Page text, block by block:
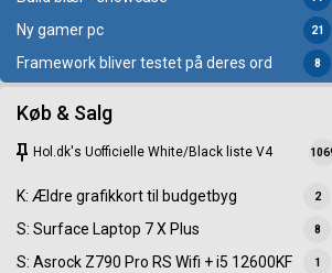
Ny gamer pc 21
Framework bliver testet på deres ord 8
Køb & Salg
keep Hol.dk's Uofficielle White/Black liste V4
K: Ældre grafikkort til budgetbyg 2
S: Surface Laptop 7 X Plus 8
S: Asrock Z790 Pro RS Wifi + i5 12600KF 1